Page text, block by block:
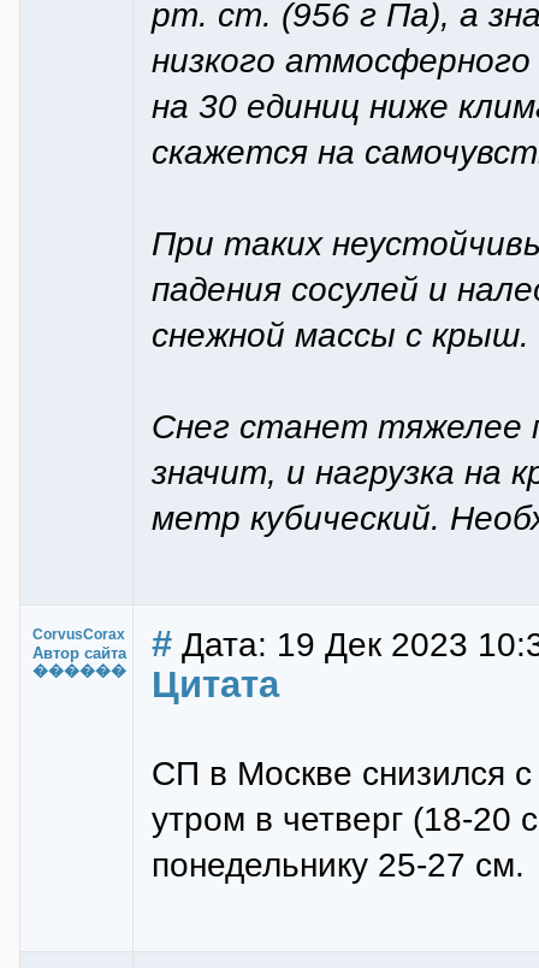
рт. ст. (956 г Па), а
низкого
на 30 единиц ниже
скажется на
При таких
падения сосулей и
снежной массы с крыш.
Снег станет тяжелее
значит, и нагрузка на
метр кубический.
CorvusCorax
Автор сайта
������
# Дата: 19 Дек 2023
Цитата
СП в Москве снизился
утром в четверг (18-20
понедельнику 25-27 см.